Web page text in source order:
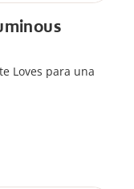
Loves para una